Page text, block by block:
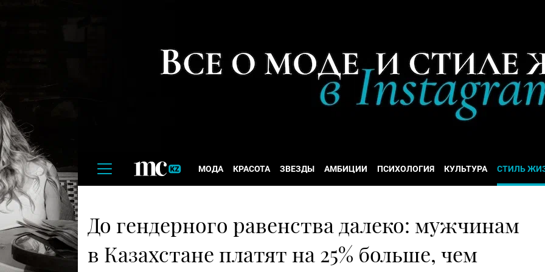
МОДА КРАСОТА ЗВЕЗДЫ АМБИЦИИ ПСИХОЛОГИЯ КУЛЬТУРА СТИЛЬ
До гендерного равенства далеко: мужчинам
в Казахстане платят на 25% больше, чем